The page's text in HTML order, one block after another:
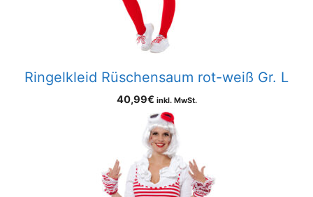
Ringelkleid Rüschensaum rot-weiß Gr. L
40,99€ inkl. MwSt.